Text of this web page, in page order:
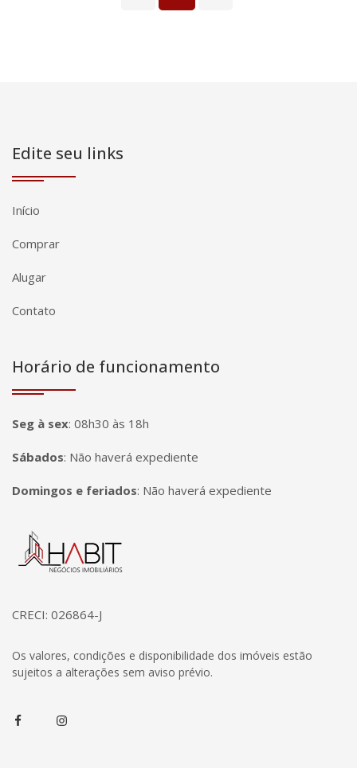
Edite seu links
Início
Comprar
Alugar
Contato
Horário de funcionamento
Seg à sex: 08h30 às 18h
Sábados: Não haverá expediente
Domingos e feriados: Não haverá expediente
Página inicial
CRECI: 026864-J
Os valores, condições e disponibilidade dos imóveis estão
sujeitos a alterações sem aviso prévio.
FacebookInstagram